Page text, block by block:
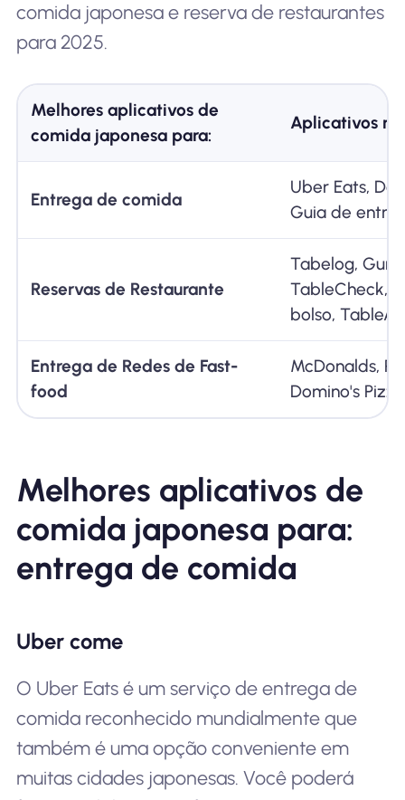
comida japonesa e reserva de restaurantes
para 2025.
Melhores aplicativos de
comida japonesa para:
Aplicativos
Entrega de comida
Uber Eats,
Guia de
Reservas de Restaurante
Tabelog,
TableCheck,
bolso, TableAll
Entrega de Redes de Fast-
food
McDonalds,
Domino's Pizza
Melhores aplicativos de
comida japonesa para:
entrega de comida
Uber come
O Uber Eats é um serviço de entrega de
comida reconhecido mundialmente que
também é uma opção conveniente em
muitas cidades japonesas. Você poderá